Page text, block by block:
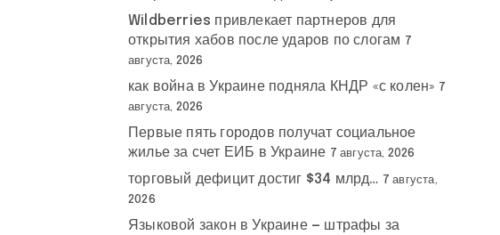
Wildberries привлекает партнеров для
открытия хабов после ударов по слогам 7
августа, 2026
как война в Украине подняла КНДР «с колен» 7
августа, 2026
Первые пять городов получат социальное
жилье за счет ЕИБ в Украине 7 августа, 2026
торговый дефицит достиг $34 млрд… 7 августа,
2026
Языковой закон в Украине — штрафы за